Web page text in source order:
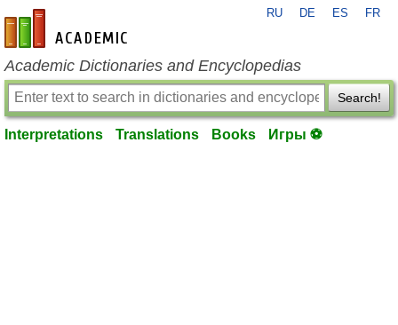
en-academic.com
RU DE ES FR
Academic Dictionaries and Encyclopedias
Search!
Interpretations Translations Books Игры ⚽